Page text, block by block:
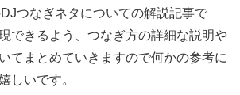
つなぎネタについての解説記事で
できるよう、つなぎ方の詳細な説明や
てまとめていきますので何かの参考に
しいです。